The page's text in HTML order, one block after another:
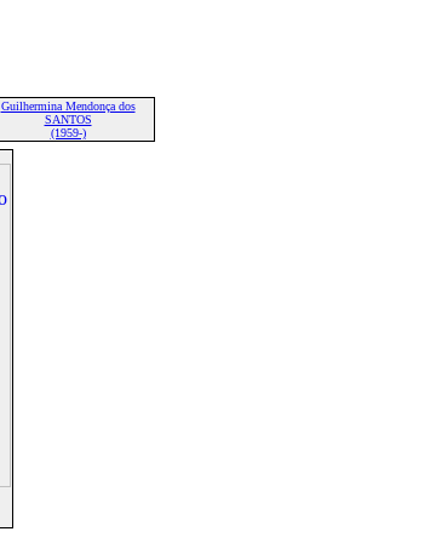
Guilhermina Mendonça dos
SANTOS
(1959-)